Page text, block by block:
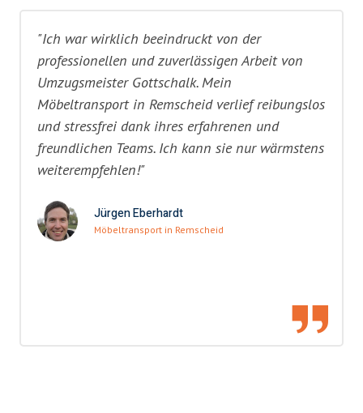
"Ich war wirklich beeindruckt von der
professionellen und zuverlässigen Arbeit von
Umzugsmeister Gottschalk. Mein
Möbeltransport in Remscheid verlief reibungslos
und stressfrei dank ihres erfahrenen und
freundlichen Teams. Ich kann sie nur wärmstens
weiterempfehlen!"
Jürgen Eberhardt
Möbeltransport in Remscheid